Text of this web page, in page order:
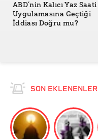
ABD’nin Kalıcı Yaz Saati
Uygulamasına Geçtiği
İddiası Doğru mu?
SON EKLENENLER